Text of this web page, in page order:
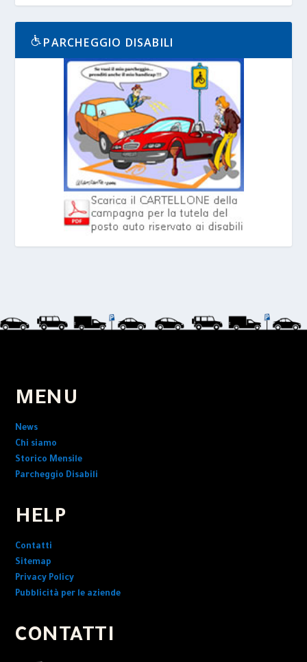
PARCHEGGIO DISABILI
MENU
News
Chi siamo
Storico Mensile
Parcheggio Disabili
HELP
Contatti
Sitemap
Privacy Policy
Pubblicità per le aziende
CONTATTI